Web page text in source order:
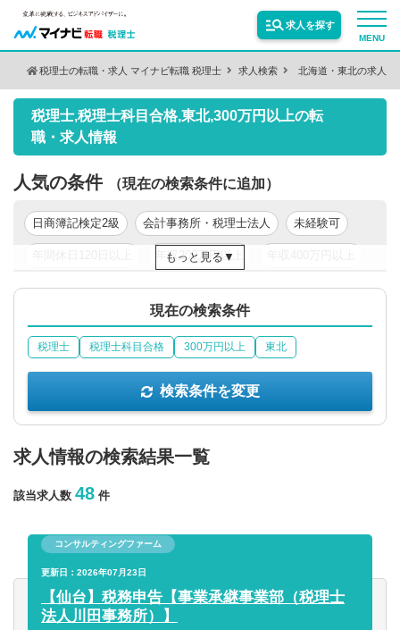
MENU
求人を探す
サービス紹介
転職お役立ち情報
業界情報
税理士の転職・求人 マイナビ転職 税理士 求人検索 北海道・東北の求人
税理士,税理士科目合格,東北,300万円以上の転
職・求人情報
人気の条件 （現在の検索条件に追加）
日商簿記検定2級 会計事務所・税理士法人 未経験可
年収200万円以上
年収500万円以上 東京都 関東
もっと見る
求人情報の検索結果一覧
該当求人数 48 件
コンサルティングファーム
更新日：2026年07月23日
【仙台】税務申告【事業承継事業部（税理士
法人川田事務所）】
現在の検索条件
税理士 税理士科目合格 300万円以上 東北
検索条件を変更
保有資格
勤務地
年収を選択
従業員数
以上